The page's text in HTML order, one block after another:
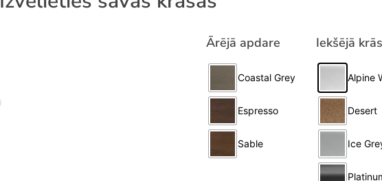
Ārējā apdare
Iekšējā